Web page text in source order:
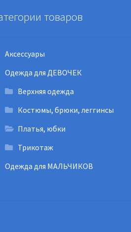
товаров
Аксессуары
Одежда для ДЕВОЧЕК
Верхняя одежда
Костюмы, брюки, леггинсы
Платья, юбки
Трикотаж
Одежда для МАЛЬЧИКОВ